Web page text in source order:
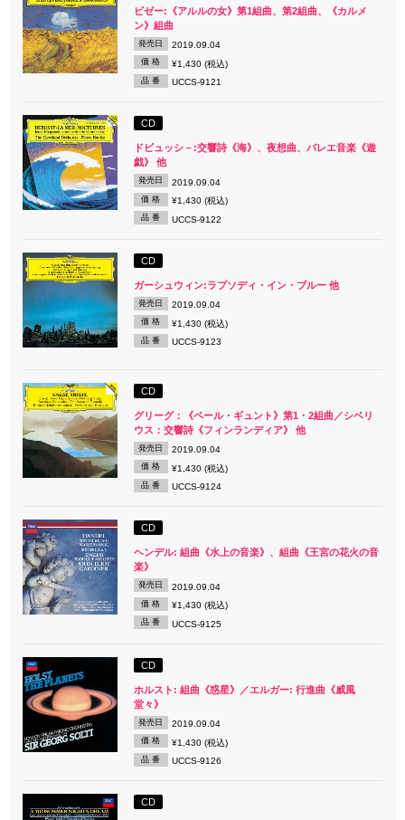
ビゼー:《アルルの女》第1組曲、第2組曲、《カルメ
ン》組曲
発売日 2019.09.04
価 格 ¥1,430 (税込)
品 番 UCCS-9121
CD
ドビュッシ－:交響詩《海》、夜想曲、バレエ音楽《遊
戯》 他
発売日 2019.09.04
価 格 ¥1,430 (税込)
品 番 UCCS-9122
CD
ガーシュウィン:ラプソディ・イン・ブルー 他
発売日 2019.09.04
価 格 ¥1,430 (税込)
品 番 UCCS-9123
CD
グリーグ：《ペール・ギュント》第1・2組曲／シベリ
ウス：交響詩《フィンランディア》 他
発売日 2019.09.04
価 格 ¥1,430 (税込)
品 番 UCCS-9124
CD
ヘンデル: 組曲《水上の音楽》、組曲《王宮の花火の音
楽》
発売日 2019.09.04
価 格 ¥1,430 (税込)
品 番 UCCS-9125
CD
ホルスト: 組曲《惑星》／エルガー: 行進曲《威風
堂々》
発売日 2019.09.04
価 格 ¥1,430 (税込)
品 番 UCCS-9126
CD